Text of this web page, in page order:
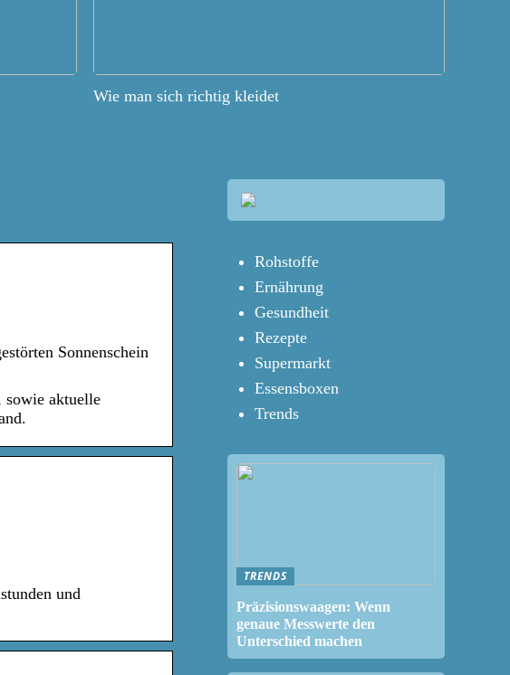
Wie man sich richtig kleidet
Sonnenschein
sowie aktuelle
und
Rohstoffe
Ernährung
Gesundheit
Rezepte
Supermarkt
Essensboxen
Trends
TRENDS
Präzisionswaagen: Wenn
genaue Messwerte den
Unterschied machen